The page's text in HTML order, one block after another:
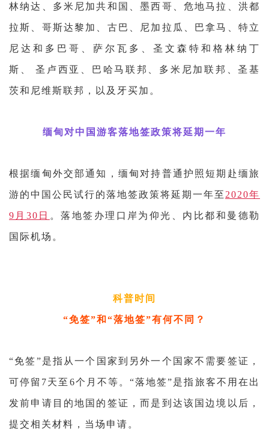
林纳达、多米尼加共和国、墨西哥、危地马拉、洪都
拉斯、哥斯达黎加、古巴、尼加拉瓜、巴拿马、特立
尼达和多巴哥、萨尔瓦多、圣文森特和格林纳丁
斯、 圣卢西亚、巴哈马联邦、多米尼加联邦、圣基
茨和尼维斯联邦，以及牙买加。
缅甸对中国游客落地签政策将延期一年
根据缅甸外交部通知，缅甸对持普通护照短期赴缅旅
游的中国公民试行的落地签政策将延期一年至 2020年
9月30日 。落地签办理口岸为仰光、内比都和曼德勒
国际机场。
科普时间
“免签”和“落地签”有何不同？
“免签”是指从一个国家到另外一个国家不需要签证，
可停留7天至6个月不等。“落地签”是指旅客不用在出
发前申请目的地国的签证，而是到达该国边境以后，
提交相关材料，当场申请。